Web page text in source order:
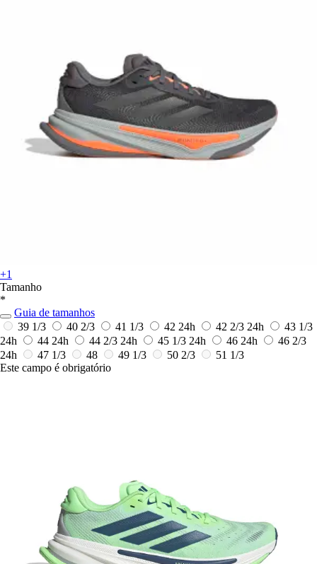
+1
Tamanho
*
Guia de tamanhos
39 1/3
40 2/3 41 1/3 42 24h 42 2/3 24h
43 1/3
24h
44 24h 44 2/3 24h 45 1/3 24h 46 24h
46 2/3
24h
47 1/3 48 49 1/3 50 2/3
51 1/3
Este campo é obrigatório